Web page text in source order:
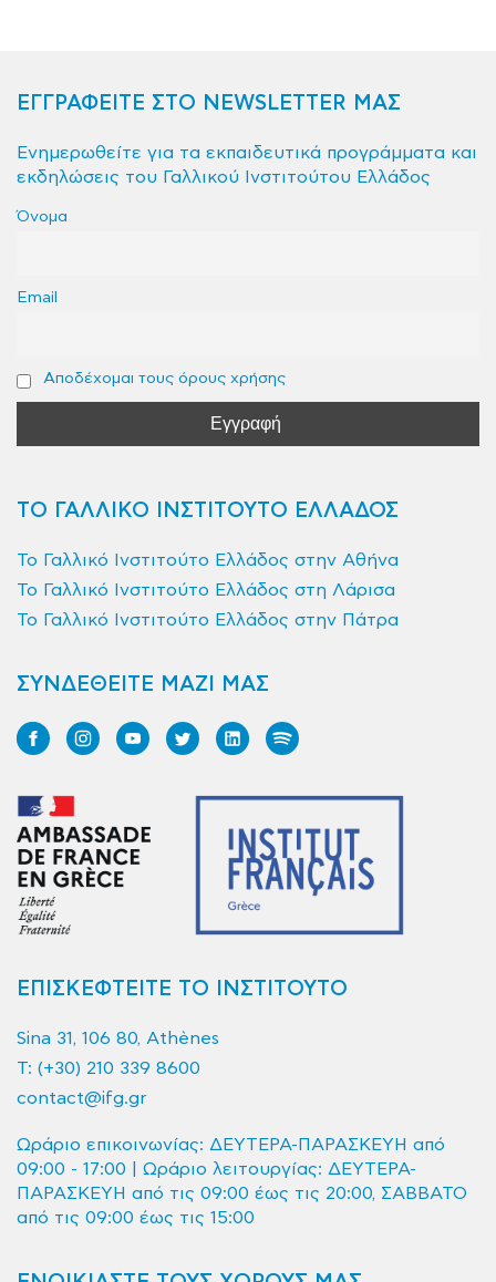
ΕΓΓΡΑΦΕΙΤΕ ΣΤΟ NEWSLETTER ΜΑΣ
Ενημερωθείτε για τα εκπαιδευτικά προγράμματα και
εκδηλώσεις του Γαλλικού Ινστιτούτου Ελλάδος
Όνομα
Email
Αποδέχομαι τους όρους χρήσης
ΤΟ ΓΑΛΛΙΚΟ ΙΝΣΤΙΤΟΥΤΟ ΕΛΛΑΔΟΣ
Το Γαλλικό Ινστιτούτο Ελλάδος στην Αθήνα
Το Γαλλικό Ινστιτούτο Ελλάδος στη Λάρισα
Το Γαλλικό Ινστιτούτο Ελλάδος στην Πάτρα
ΣΥΝΔΕΘΕΙΤΕ ΜΑΖΙ ΜΑΣ
ΕΠΙΣΚΕΦΤΕΙΤΕ ΤΟ ΙΝΣΤΙΤΟΥΤΟ
Sina 31, 106 80, Athènes
T: (+30) 210 339 8600
contact@ifg.gr
Ωράριο επικοινωνίας: ΔΕΥΤΕΡΑ-ΠΑΡΑΣΚΕΥΗ από
09:00 - 17:00 | Ωράριο λειτουργίας: ΔΕΥΤΕΡΑ-
ΠΑΡΑΣΚΕΥΗ από τις 09:00 έως τις 20:00, ΣΑΒΒΑΤΟ
από τις 09:00 έως τις 15:00